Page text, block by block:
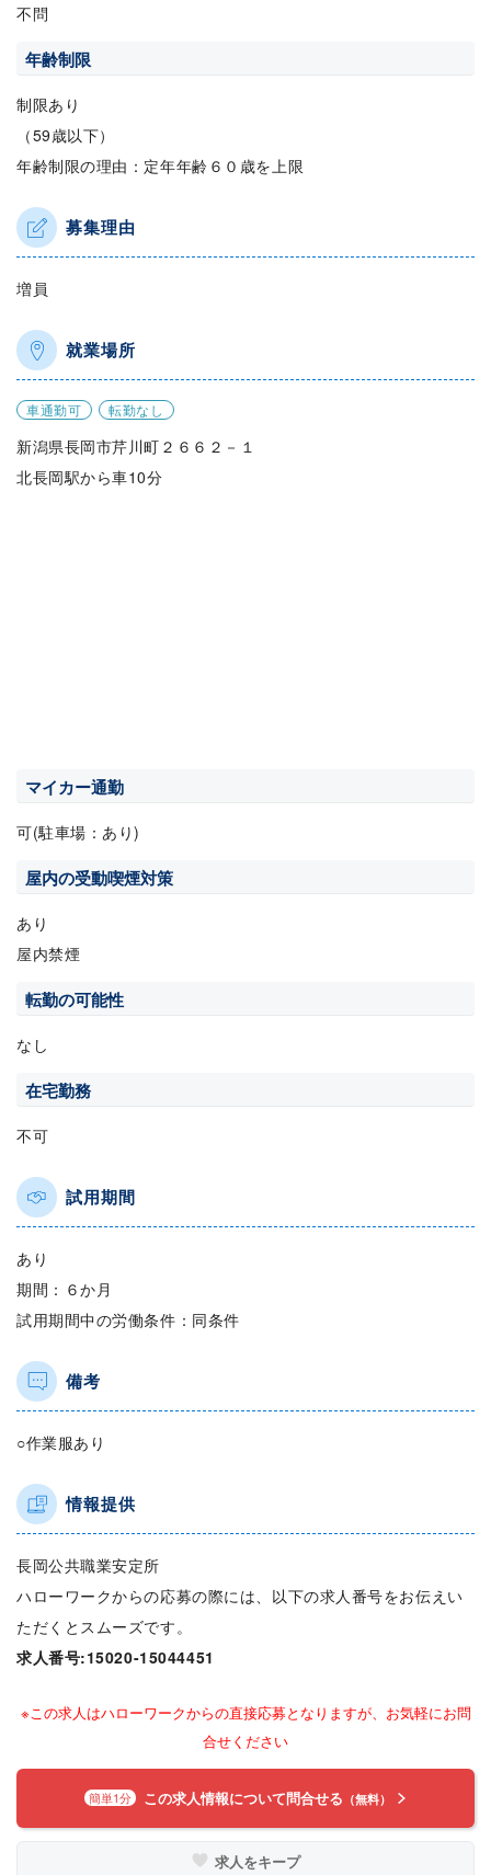
不問
年齢制限
制限あり
（59歳以下）
年齢制限の理由：定年年齢６０歳を上限
募集理由
増員
就業場所
車通勤可 転勤なし
新潟県長岡市芹川町２６６２－１
北長岡駅から車10分
マイカー通勤
可(駐車場：あり)
屋内の受動喫煙対策
あり
屋内禁煙
転勤の可能性
なし
在宅勤務
不可
試用期間
あり
期間：６か月
試用期間中の労働条件：同条件
備考
○作業服あり
情報提供
長岡公共職業安定所
ハローワークからの応募の際には、以下の求人番号をお伝えい
ただくとスムーズです。
求人番号:15020-15044451
※この求人はハローワークからの直接応募となりますが、お気軽にお問
合せください
簡単1分 この求人情報について問合せる （無料）
求人をキープ